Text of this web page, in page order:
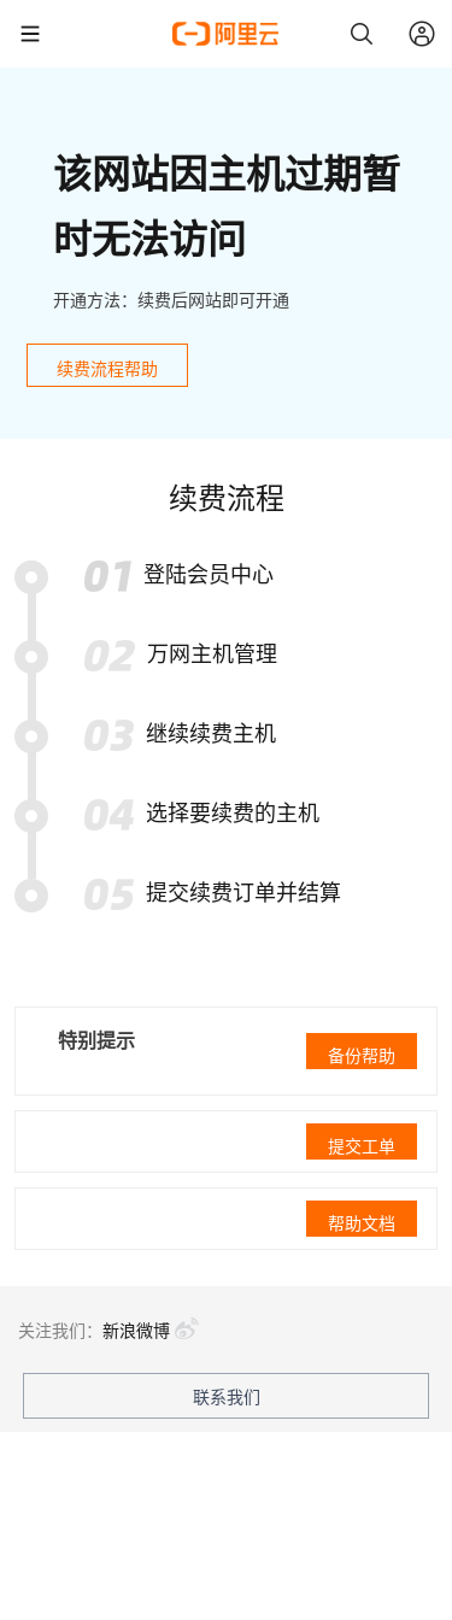
该网站因主机过期暂
时无法访问
开通方法：续费后网站即可开通
续费流程帮助
续费流程
登陆会员中心
万网主机管理
继续续费主机
选择要续费的主机
提交续费订单并结算
特别提示
备份帮助
提交工单
帮助文档